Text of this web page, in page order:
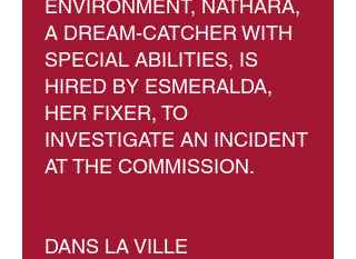
ENVIRONMENT, NATHARA,
A DREAM-CATCHER WITH
SPECIAL ABILITIES, IS
HIRED BY ESMERALDA,
HER FIXER, TO
INVESTIGATE AN INCIDENT
AT THE COMMISSION.
DANS LA VILLE